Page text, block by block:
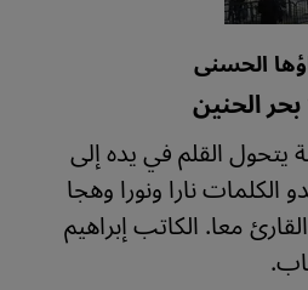
الحسنى
الحنين
القلم في يده إلى
نارا ونورا وهجا
معا. الكاتب إبراهيم